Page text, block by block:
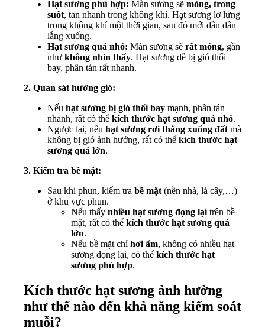
Hạt sương phù hợp: Màn sương sẽ mỏng, trong
suốt, tan nhanh trong không khí. Hạt sương lơ lửng
trong không khí một thời gian, sau đó mới dần dần
lắng xuống.
Hạt sương quá nhỏ: Màn sương sẽ rất mỏng, gần
như không nhìn thấy. Hạt sương dễ bị gió thổi
bay, phân tán rất nhanh.
2. Quan sát hướng gió:
Nếu hạt sương bị gió thổi bay mạnh, phân tán
nhanh, rất có thể kích thước hạt sương quá nhỏ.
Ngược lại, nếu hạt sương rơi thẳng xuống đất mà
không bị gió ảnh hưởng, rất có thể kích thước hạt
sương quá lớn.
3. Kiểm tra bề mặt:
Sau khi phun, kiểm tra bề mặt (nền nhà, lá cây,…)
ở khu vực phun.
Nếu thấy nhiều hạt sương đọng lại trên bề
mặt, rất có thể kích thước hạt sương quá
lớn.
Nếu bề mặt chỉ hơi ẩm, không có nhiều hạt
sương đọng lại, có thể kích thước hạt
sương phù hợp.
Kích thước hạt sương ảnh hưởng
như thế nào đến khả năng kiểm soát
muỗi?